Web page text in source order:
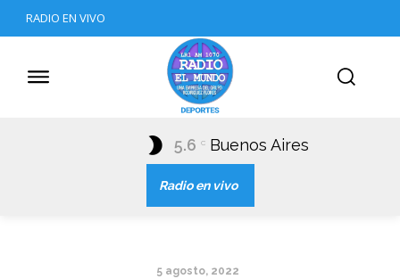
RADIO EN VIVO
5.6 C Buenos Aires
Radio en vivo
5 agosto, 2022